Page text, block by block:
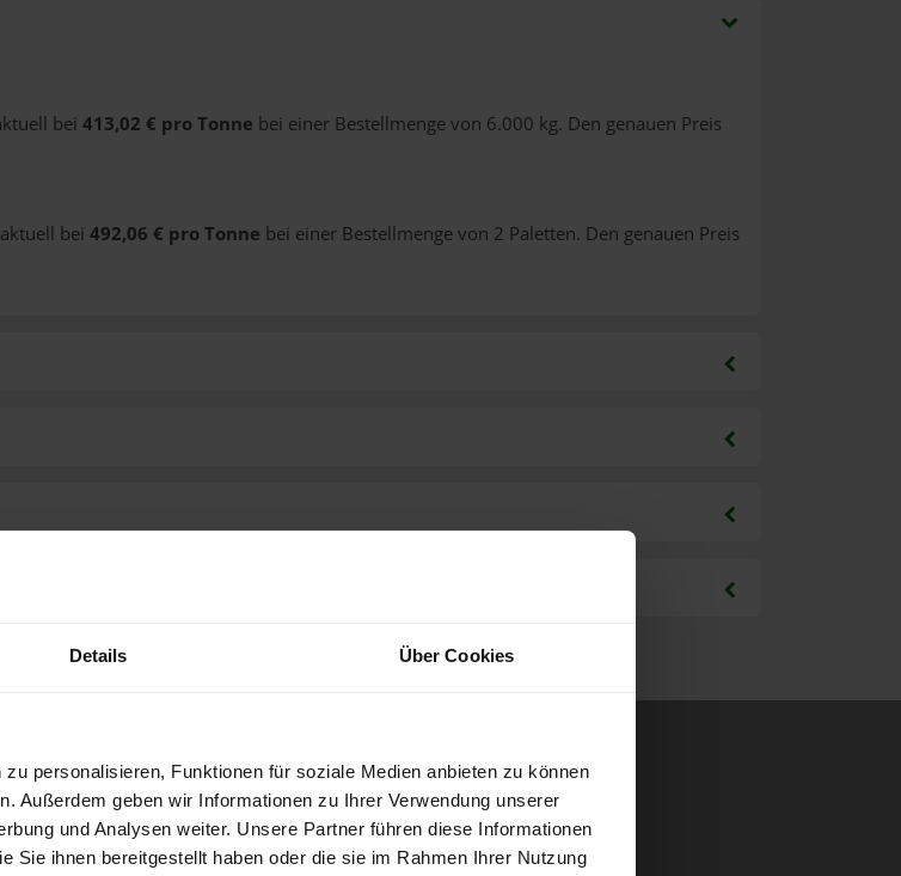
Details Über Cookies
personalisieren, Funktionen für soziale Medien anbieten zu können
Außerdem geben wir Informationen zu Ihrer Verwendung unserer
und Analysen weiter. Unsere Partner führen diese Informationen
Sie ihnen bereitgestellt haben oder die sie im Rahmen Ihrer Nutzung
bei 413,02 € pro Tonne bei einer Bestellmenge von 6.000 kg. Den genauen Preis
bei 492,06 € pro Tonne bei einer Bestellmenge von 2 Paletten. Den genauen Preis